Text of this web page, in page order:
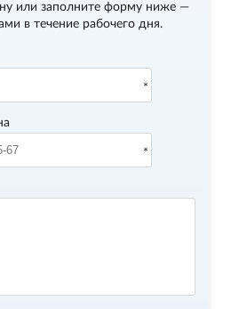
или заполните форму ниже —
в течение рабочего дня.